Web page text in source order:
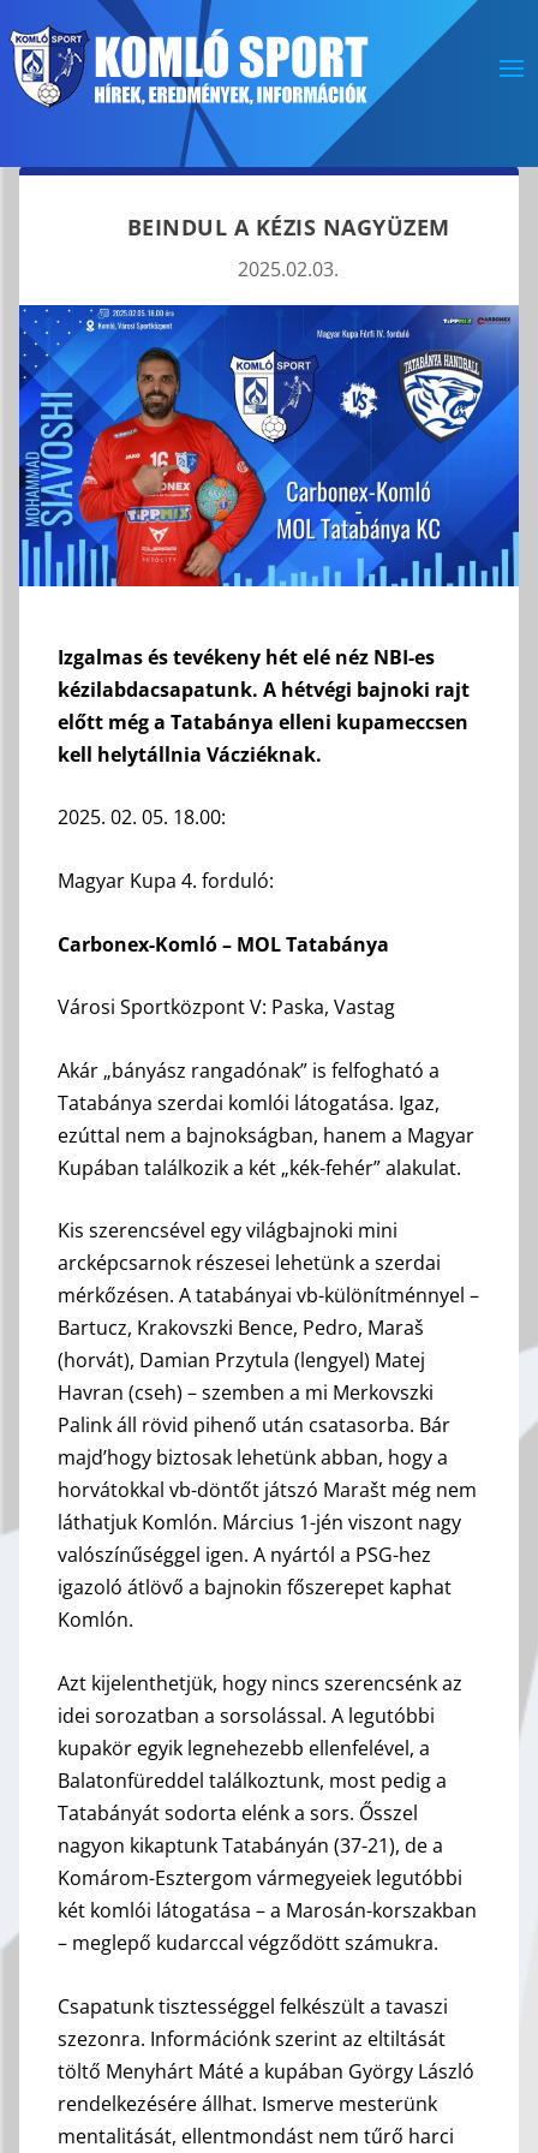
BEINDUL A KÉZIS NAGYÜZEM
2025.02.03.
Izgalmas és tevékeny hét elé néz NBI-es
kézilabdacsapatunk. A hétvégi bajnoki rajt
előtt még a Tatabánya elleni kupameccsen
kell helytállnia Vácziéknak.
2025. 02. 05. 18.00:
Magyar Kupa 4. forduló:
Carbonex-Komló – MOL Tatabánya
Városi Sportközpont V: Paska, Vastag
Akár „bányász rangadónak” is felfogható a
Tatabánya szerdai komlói látogatása. Igaz,
ezúttal nem a bajnokságban, hanem a Magyar
Kupában találkozik a két „kék-fehér” alakulat.
Kis szerencsével egy világbajnoki mini
arcképcsarnok részesei lehetünk a szerdai
mérkőzésen. A tatabányai vb-különítménnyel –
Bartucz, Krakovszki Bence, Pedro, Maraš
(horvát), Damian Przytula (lengyel) Matej
Havran (cseh) – szemben a mi Merkovszki
Palink áll rövid pihenő után csatasorba. Bár
majd’hogy biztosak lehetünk abban, hogy a
horvátokkal vb-döntőt játszó Marašt még nem
láthatjuk Komlón. Március 1-jén viszont nagy
valószínűséggel igen. A nyártól a PSG-hez
igazoló átlövő a bajnokin főszerepet kaphat
Komlón.
Azt kijelenthetjük, hogy nincs szerencsénk az
idei sorozatban a sorsolással. A legutóbbi
kupakör egyik legnehezebb ellenfelével, a
Balatonfüreddel találkoztunk, most pedig a
Tatabányát sodorta elénk a sors. Ősszel
nagyon kikaptunk Tatabányán (37-21), de a
Komárom-Esztergom vármegyeiek legutóbbi
két komlói látogatása – a Marosán-korszakban
– meglepő kudarccal végződött számukra.
Csapatunk tisztességgel felkészült a tavaszi
szezonra. Információnk szerint az eltiltását
töltő Menyhárt Máté a kupában György László
rendelkezésére állhat. Ismerve mesterünk
mentalitását, ellentmondást nem tűrő harci